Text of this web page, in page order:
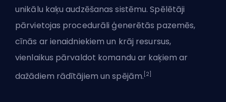
unikālu kaķu audzēšanas sistēmu. Spēlētāji
pārvietojas procedurāli ģenerētās pazemēs,
cīnās ar ienaidniekiem un krāj resursus,
vienlaikus pārvaldot komandu ar kaķiem ar
dažādiem rādītājiem un spējām. [2]